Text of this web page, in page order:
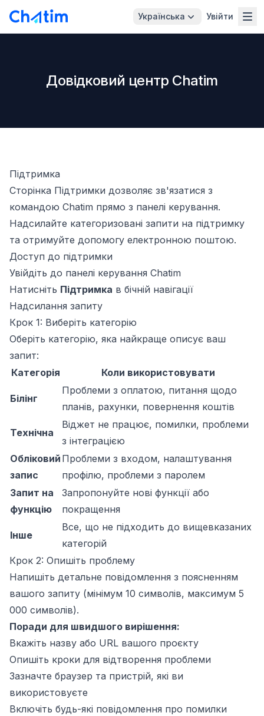
Українська Увійти
Довідковий центр Chatim
Підтримка
Сторінка Підтримки дозволяє зв'язатися з
командою Chatim прямо з панелі керування.
Надсилайте категоризовані запити на підтримку
та отримуйте допомогу електронною поштою.
Доступ до підтримки
Увійдіть до панелі керування Chatim
Натисніть Підтримка в бічній навігації
Надсилання запиту
Крок 1: Виберіть категорію
Оберіть категорію, яка найкраще описує ваш
запит:
Категорія
Коли використовувати
Білінг
Проблеми з оплатою, питання щодо
планів, рахунки, повернення коштів
Технічна
Віджет не працює, помилки, проблеми
з інтеграцією
Обліковий
запис
Проблеми з входом, налаштування
профілю, проблеми з паролем
Запит на
функцію
Запропонуйте нові функції або
покращення
Інше
Все, що не підходить до вищевказаних
категорій
Крок 2: Опишіть проблему
Напишіть детальне повідомлення з поясненням
вашого запиту (мінімум 10 символів, максимум 5
000 символів).
Поради для швидшого вирішення:
Вкажіть назву або URL вашого проєкту
Опишіть кроки для відтворення проблеми
Зазначте браузер та пристрій, які ви
використовуєте
Включіть будь-які повідомлення про помилки